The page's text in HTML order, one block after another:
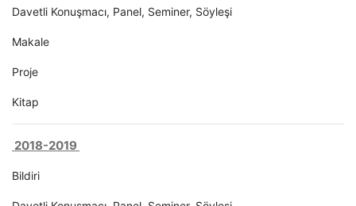
Davetli Konuşmacı, Panel, Seminer, Söyleşi
Makale
Proje
Kitap
2018-2019
Bildiri